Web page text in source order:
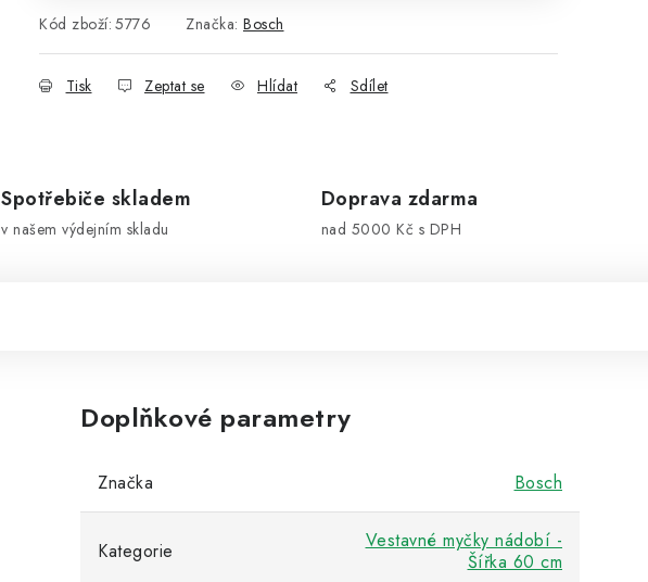
Kód zboží: 5776 Značka: Bosch
Tisk Zeptat se Hlídat Sdílet
Spotřebiče skladem
v našem výdejním skladu
Doprava zdarma
nad 5000 Kč s DPH
Doplňkové parametry
Značka Bosch
Kategorie
Vestavné myčky nádobí -
Šířka 60 cm